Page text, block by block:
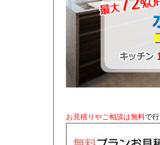
お見積りやご相談は無料で